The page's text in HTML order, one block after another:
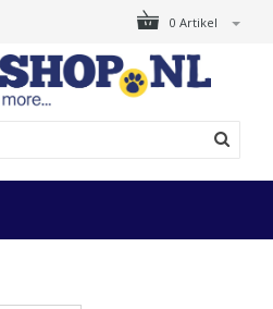
0 Artikel